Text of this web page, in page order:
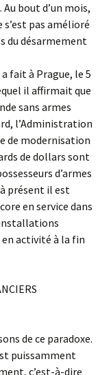
bout d’un mois,
pas amélioré
du désarmement
fait à Prague, le 5
il affirmait que
sans armes
l’Administration
de modernisation
de dollars sont
d’armes
présent il est
en service dans
installations
activité à la fin
de ce paradoxe.
puissamment
c’est-à-dire